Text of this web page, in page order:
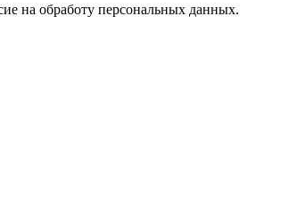
на обработу персональных данных.